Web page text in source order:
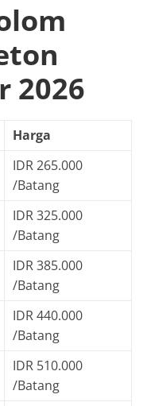
2026
Harga
IDR 265.000
/Batang
IDR 325.000
/Batang
IDR 385.000
/Batang
IDR 440.000
/Batang
IDR 510.000
/Batang